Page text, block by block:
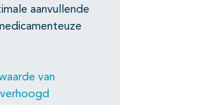
aanvullende
van